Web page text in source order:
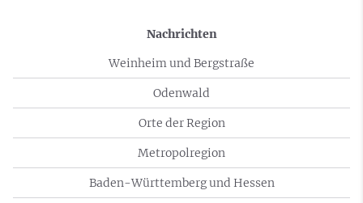
Nachrichten
Weinheim und Bergstraße
Odenwald
Orte der Region
Metropolregion
Baden-Württemberg und Hessen